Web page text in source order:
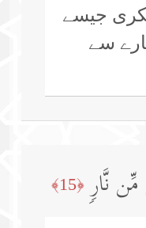
جیسے
سے
نَّارࣲ ﴿15﴾